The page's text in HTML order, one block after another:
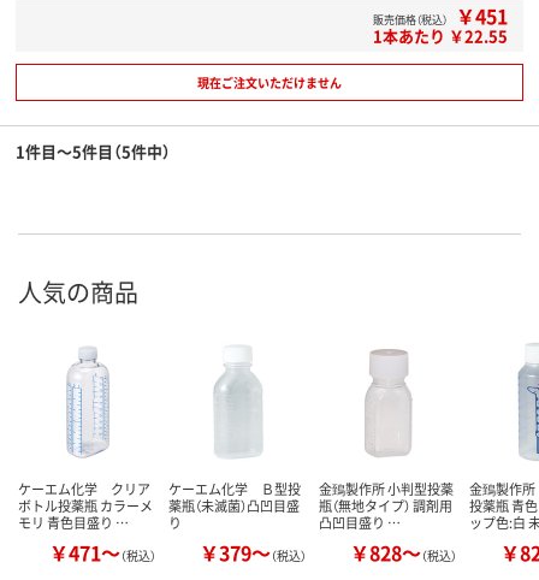
販売価格（税込） ￥451
1本あたり ￥22.55
現在ご注文いただけません
1件目～5件目（5件中）
人気の商品
ケーエム化学 クリア
ボトル投薬瓶 カラーメ
モリ 青色目盛り …
￥471～（税込）
ケーエム化学 Ｂ型投
薬瓶（未滅菌）凸凹目盛
り
￥379～（税込）
金鵄製作所 小判型投薬
瓶（無地タイプ） 調剤用
凸凹目盛り …
￥828～（税込）
金鵄製作
投薬瓶 青
ップ色:白
￥